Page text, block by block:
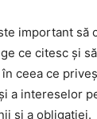
important să
ce citesc și
ceea ce
a intereselor
și a obligației.